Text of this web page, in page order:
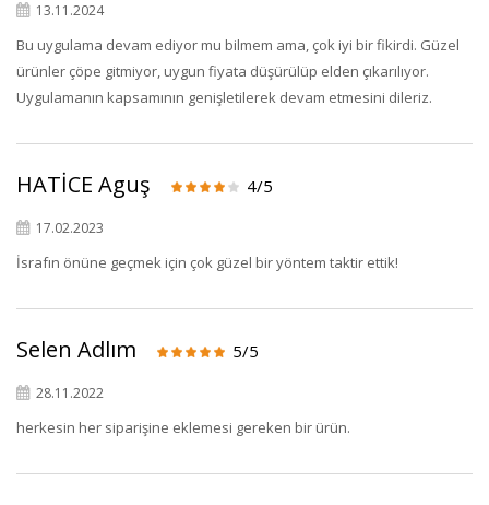
13.11.2024
Bu uygulama devam ediyor mu bilmem ama, çok iyi bir fikirdi. Güzel
ürünler çöpe gitmiyor, uygun fiyata düşürülüp elden çıkarılıyor.
Uygulamanın kapsamının genişletilerek devam etmesini dileriz.
HATİCE Aguş 4/5
17.02.2023
İsrafın önüne geçmek için çok güzel bir yöntem taktir ettik!
Selen Adlım 5/5
28.11.2022
herkesin her siparişine eklemesi gereken bir ürün.